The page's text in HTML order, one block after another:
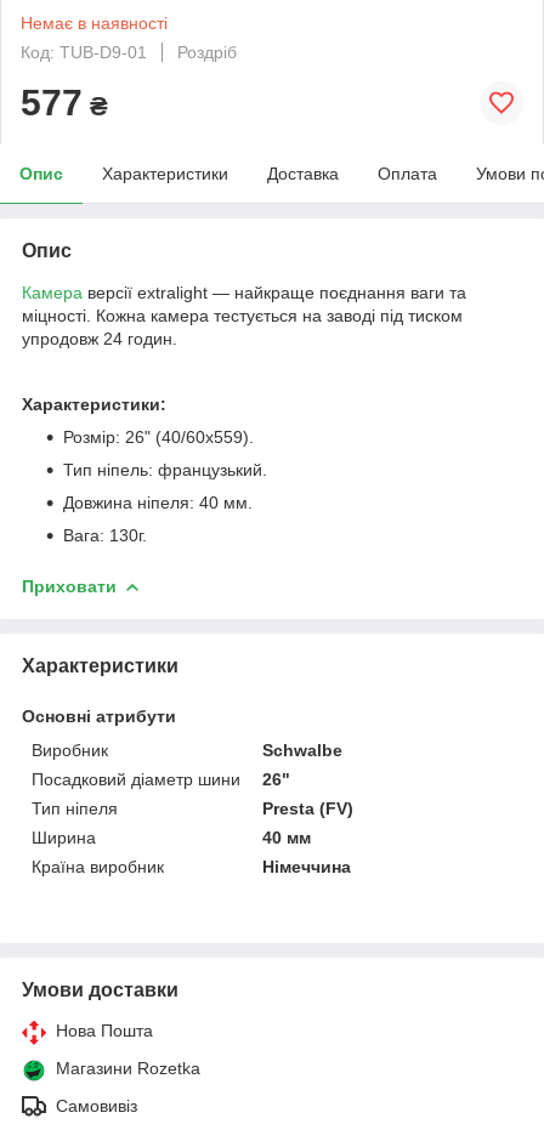
Немає в наявності
Код: TUB-D9-01
Роздріб
577 ₴
Опис Характеристики Доставка Оплата Умови
Опис
Камера версії extralight — найкраще поєднання ваги та
міцності. Кожна камера тестується на заводі під тиском
упродовж 24 годин.
Характеристики:
Розмір: 26" (40/60x559).
Тип ніпель: французький.
Довжина ніпеля: 40 мм.
Вага: 130г.
Приховати
Характеристики
Основні атрибути
Виробник
Schwalbe
Посадковий діаметр шини
26"
Тип ніпеля
Presta (FV)
Ширина
40 мм
Країна виробник
Німеччина
Умови доставки
Нова Пошта
Магазини Rozetka
Самовивіз